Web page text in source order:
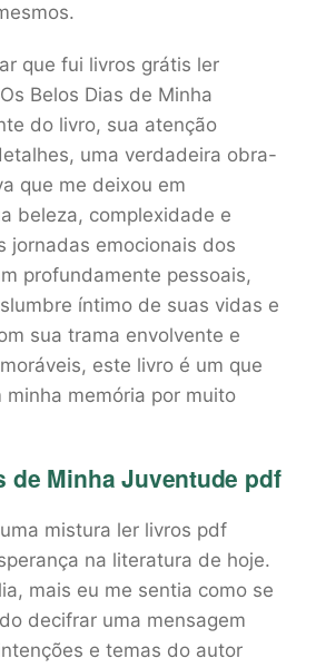
que fui livros grátis ler
Belos Dias de Minha
do livro, sua atenção
uma verdadeira obra-
que me deixou em
beleza, complexidade e
jornadas emocionais dos
profundamente pessoais,
íntimo de suas vidas e
sua trama envolvente e
este livro é um que
minha memória por muito
de Minha Juventude pdf
mistura ler livros pdf
na literatura de hoje.
mais eu me sentia como se
decifrar uma mensagem
e temas do autor